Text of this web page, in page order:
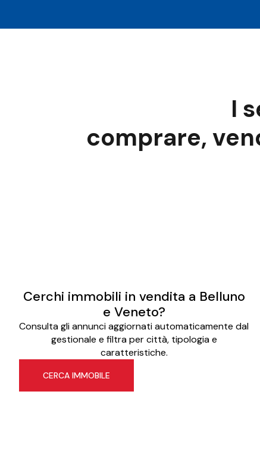
I
comprare,
Cerchi immobili in vendita a Belluno
e Veneto?
Consulta gli annunci aggiornati automaticamente dal
gestionale e filtra per città, tipologia e
caratteristiche.
CERCA IMMOBILE